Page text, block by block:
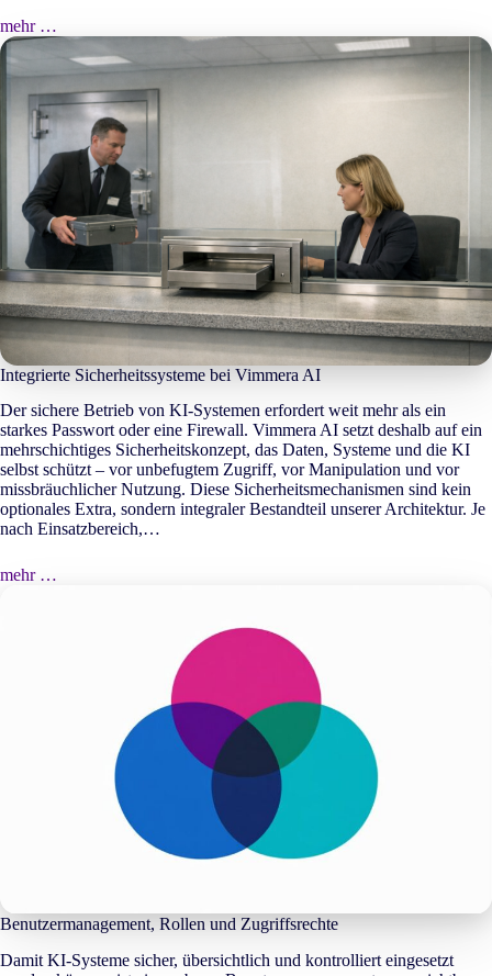
mehr …
Integrierte Sicherheitssysteme bei Vimmera AI
Der sichere Betrieb von KI-Systemen erfordert weit mehr als ein
starkes Passwort oder eine Firewall. VimmeraAI setzt deshalb auf ein
mehrschichtiges Sicherheitskonzept, das Daten, Systeme und die KI
selbst schützt – vor unbefugtem Zugriff, vor Manipulation und vor
missbräuchlicher Nutzung. Diese Sicherheitsmechanismen sind kein
optionales Extra, sondern integraler Bestandteil unserer Architektur. Je
nach Einsatzbereich,…
mehr …
Benutzermanagement, Rollen und Zugriffsrechte
Damit KI-Systeme sicher, übersichtlich und kontrolliert eingesetzt